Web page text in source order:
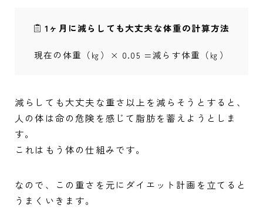
1ヶ月に減らしても大丈夫な体重の計算方法
現在の体重（㎏）× 0.05 =減らす体重（㎏）
減らしても大丈夫な重さ以上を減らそうとすると、
人の体は命の危険を感じて脂肪を蓄えようとしま
す。
これはもう体の仕組みです。
なので、この重さを元にダイエット計画を立てると
うまくいきます。